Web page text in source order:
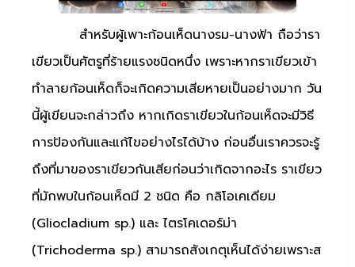
สำหรับผู้เพาะก้อนเห็ดนางรม-นางฟ้า ถือว่ารา
เขียวเป็นศัตรูที่ร้ายแรงชนิดหนึ่ง เพราะหากราเขียวเข้า
ทำลายก้อนเห็ดก็จะเกิดความเสียหายเป็นอย่างมาก วัน
นี้ผู้เขียนจะกล่าวถึง หากเกิดราเขียวในก้อนเห็ดจะมีวิธี
การป้องกันและแก้ไขอย่างไรได้บ้าง ก่อนอื่นเราควรจะรู้
ถึงที่มาของราเขียวกันเสียก่อนว่าเกิดจากอะไร ราเขียว
ที่มักพบในก้อนเห็ดมี 2 ชนิด คือ กลิโอเคเดียม
(Gliocladium sp.) และ ไตรโคเดอร์ม่า
(Trichoderma sp.) สามารถสังเกตุเห็นได้ง่ายเพราะส